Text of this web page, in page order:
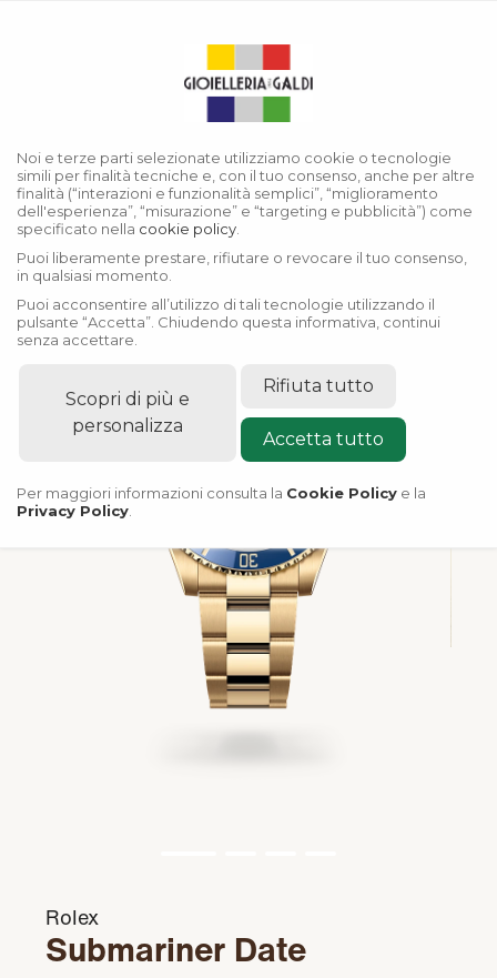
Collezione Submariner
Rolex
Submariner Date
Noi e terze parti selezionate utilizziamo cookie o tecnologie
simili per finalità tecniche e, con il tuo consenso, anche per altre
finalità (“interazioni e funzionalità semplici”, “miglioramento
dell'esperienza”, “misurazione” e “targeting e pubblicità”) come
specificato nella cookie policy
Puoi liberamente prestare, rifiutare o revocare il tuo consenso,
in qualsiasi momento.
Puoi acconsentire all’utilizzo di tali tecnologie utilizzando il
pulsante “Accetta”. Chiudendo questa informativa, continui
senza accettare.
Scopri di più e
personalizza
Rifiuta tutto
Accetta tutto
Per maggiori informazioni consulta la Cookie Policy e la
Privacy Policy